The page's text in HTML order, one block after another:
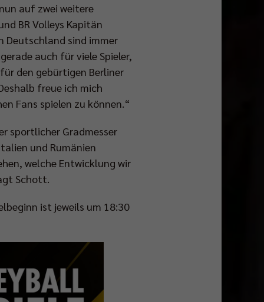
auf zwei weitere
BR Volleys Kapitän
Deutschland sind immer
auch für viele Spieler,
den gebürtigen Berliner
freue ich mich
Fans spielen zu können.“
sportlicher Gradmesser
und Rumänien
welche Entwicklung wir
Schott.
ist jeweils um 18:30